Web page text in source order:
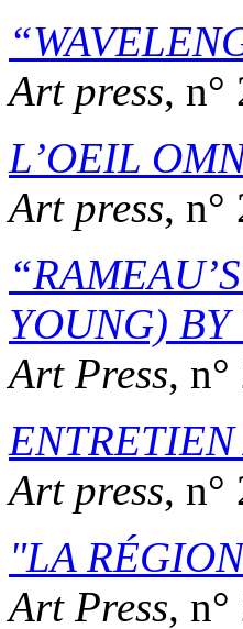
Art press, n°
L’OEIL
Art press, n°
YOUNG)
Art Press,
Art press, n°
LA
Art Press,